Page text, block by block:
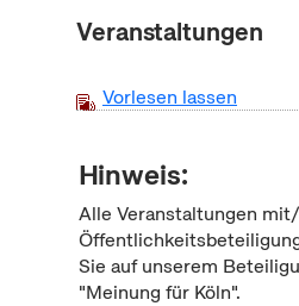
Veranstaltungen
Vorlesen lassen
Hinweis:
Alle Veranstaltungen
Sie auf unserem
"Meinung für Köln".